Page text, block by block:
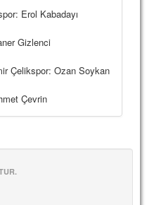
Erol Kabadayı
Gizlenci
Çelikspor: Ozan Soykan
Çevrin